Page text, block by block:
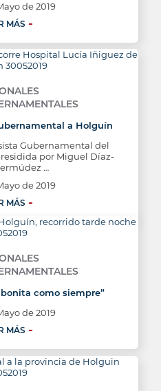
de 2019
MÁS
a Holguín
Gubernamental del
por Miguel Díaz-
…
de 2019
MÁS
como siempre”
de 2019
MÁS